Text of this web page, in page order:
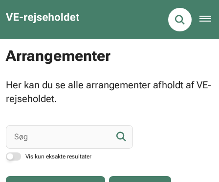
Arrangementer
Her kan du se alle arrangementer afholdt af VE-
rejseholdet.
Vis kun eksakte resultater